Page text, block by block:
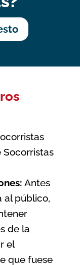
Socorristas
Antes
al público,
de la
el
que fuese